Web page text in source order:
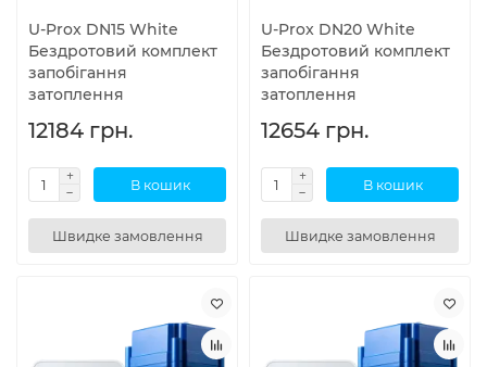
U-Prox DN15 White
Бездротовий комплект
запобігання
затоплення
12184 грн.
В кошик
Швидке замовлення
U-Prox DN20 White
Бездротовий комплект
запобігання
затоплення
12654 грн.
В кошик
Швидке замовлення